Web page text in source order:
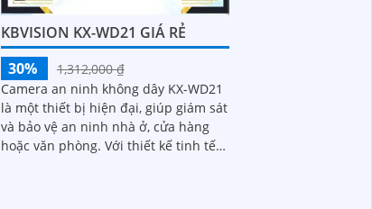
KBVISION KX-WD21 GIÁ RẺ
30%
1,312,000 ₫
Camera an ninh không dây KX-WD21
là một thiết bị hiện đại, giúp giám sát
và bảo vệ an ninh nhà ở, cửa hàng
hoặc văn phòng. Với thiết kế tinh tế